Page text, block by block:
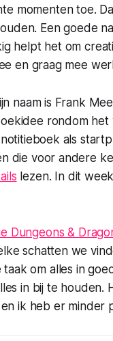
momenten toe.
Een goede
helpt het om
en graag mee
naam is Frank
rondom het
als
die voor andere
lezen. In dit
Dungeons &
schatten we
om alles in
in bij te houden.
ik heb er minder